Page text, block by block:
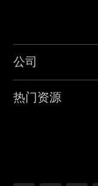
公司
热门资源